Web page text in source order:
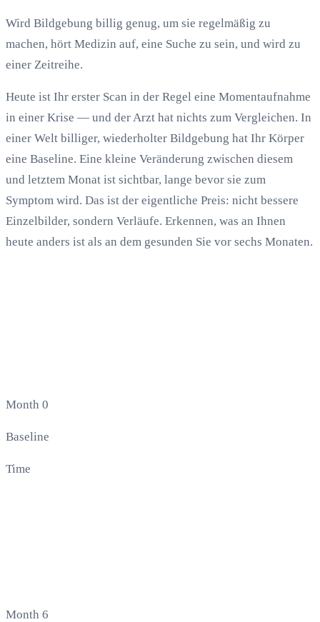
Wird Bildgebung billig genug, um sie regelmäßig zu
machen, hört Medizin auf, eine Suche zu sein, und wird zu
einer Zeitreihe.
Heute ist Ihr erster Scan in der Regel eine Momentaufnahme
in einer Krise — und der Arzt hat nichts zum Vergleichen. In
einer Welt billiger, wiederholter Bildgebung hat Ihr Körper
eine Baseline. Eine kleine Veränderung zwischen diesem
und letztem Monat ist sichtbar, lange bevor sie zum
Symptom wird. Das ist der eigentliche Preis: nicht bessere
Einzelbilder, sondern Verläufe. Erkennen, was an Ihnen
heute anders ist als an dem gesunden Sie vor sechs Monaten.
Month 0
Baseline
Time
Month 6